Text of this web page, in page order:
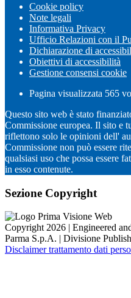
Cookie policy
Note legali
Informativa Privacy
Ufficio Relazioni con il
Dichiarazione di
Obiettivi di accessibilità
Gestione consensi cookie
Pagina visualizzata 565
Questo sito web è stato
Commissione europea. Il sito e
riflettono solo le opinioni dell'
Commissione non può essere
qualsiasi uso che possa essere
in esso contenute.
Sezione Copyright
Copyright 2026 | Engineered
Parma S.p.A. | Divisione
Disclaimer trattamento dati